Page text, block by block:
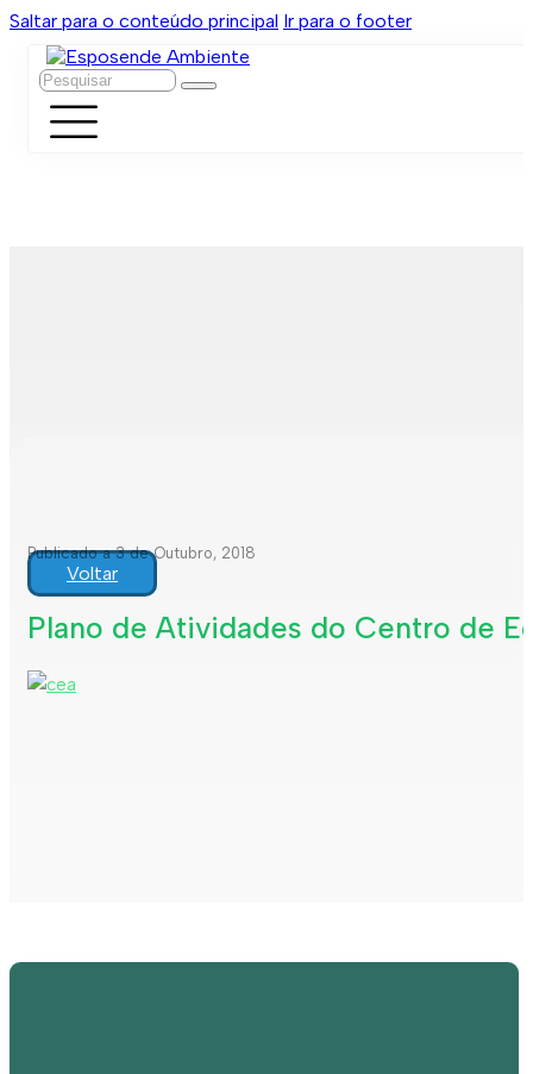
Saltar para o conteúdo principal Ir para o footer
Pesquisar
Publicado a 3 de Outubro, 2018
Voltar
Plano de Atividades do Centro de